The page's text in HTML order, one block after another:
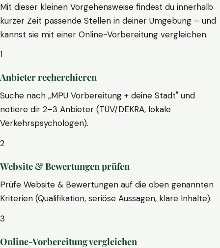
Mit dieser kleinen Vorgehensweise findest du innerhalb
kurzer Zeit passende Stellen in deiner Umgebung – und
kannst sie mit einer Online-Vorbereitung vergleichen.
1
Anbieter recherchieren
Suche nach „MPU Vorbereitung + deine Stadt" und
notiere dir 2–3 Anbieter (TÜV/DEKRA, lokale
Verkehrspsychologen).
2
Website & Bewertungen prüfen
Prüfe Website & Bewertungen auf die oben genannten
Kriterien (Qualifikation, seriöse Aussagen, klare Inhalte).
3
Online-Vorbereitung vergleichen